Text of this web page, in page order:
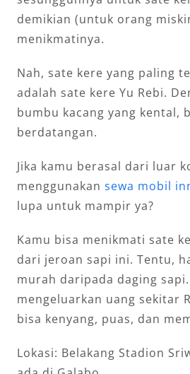
demikian (untuk orang
menikmatinya.
Nah, sate kere yang paling
adalah sate kere Yu Rebi.
bumbu kacang yang kental,
berdatangan.
Jika kamu berasal dari luar
menggunakan sewa mobil
lupa untuk mampir ya?
Kamu bisa menikmati sate
dari jeroan sapi ini. Tentu,
murah daripada daging
mengeluarkan uang sekitar
bisa kenyang, puas, dan
Lokasi: Belakang Stadion